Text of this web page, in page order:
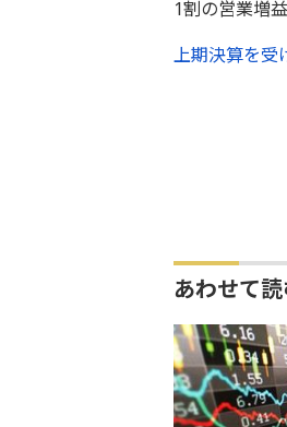
1割の営業増
上期決算を受
あわせて